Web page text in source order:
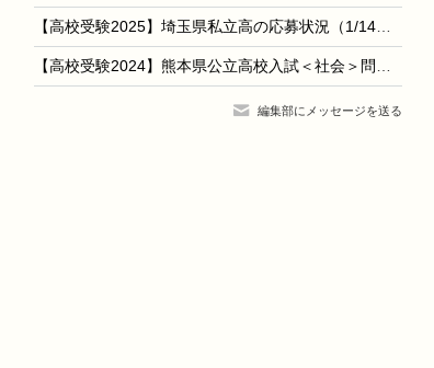
【高校受験2025】埼玉県私立高の応募状況（1/14時点）慶應志木5.01倍、早大本庄7.98倍など
【高校受験2024】熊本県公立高校入試＜社会＞問題・正答
編集部にメッセージを送る